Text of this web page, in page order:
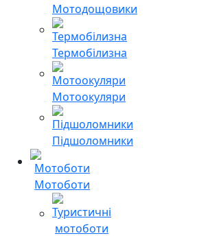
Мотодощовики
Термобілизна
Мотоокуляри
Підшоломники
Мотоботи